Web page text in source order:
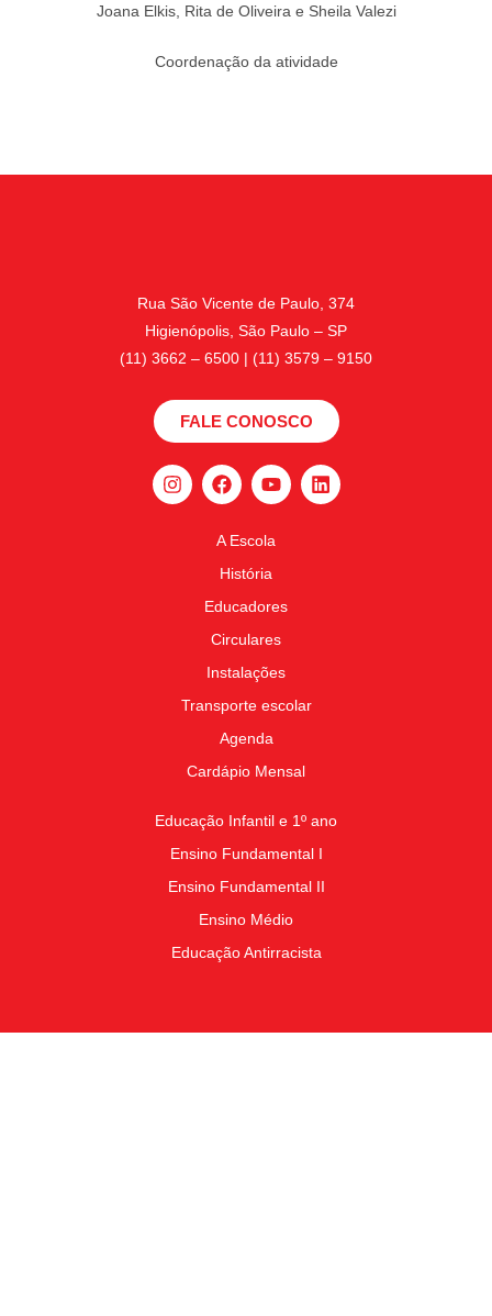
Joana Elkis, Rita de Oliveira e Sheila Valezi
Coordenação da atividade
Rua São Vicente de Paulo, 374
Higienópolis, São Paulo – SP
(11) 3662 – 6500 | (11) 3579 – 9150
FALE CONOSCO
A Escola
História
Educadores
Circulares
Instalações
Transporte escolar
Agenda
Cardápio Mensal
Educação Infantil e 1º ano
Ensino Fundamental I
Ensino Fundamental II
Ensino Médio
Educação Antirracista